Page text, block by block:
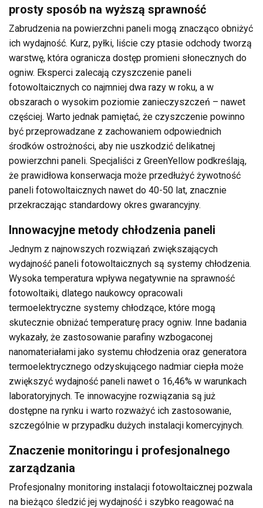
prosty sposób na wyższą sprawność
Zabrudzenia na powierzchni paneli mogą znacząco obniżyć
ich wydajność. Kurz, pyłki, liście czy ptasie odchody tworzą
warstwę, która ogranicza dostęp promieni słonecznych do
ogniw. Eksperci zalecają czyszczenie paneli
fotowoltaicznych co najmniej dwa razy w roku, a w
obszarach o wysokim poziomie zanieczyszczeń – nawet
częściej. Warto jednak pamiętać, że czyszczenie powinno
być przeprowadzane z zachowaniem odpowiednich
środków ostrożności, aby nie uszkodzić delikatnej
powierzchni paneli. Specjaliści z GreenYellow podkreślają,
że prawidłowa konserwacja może przedłużyć żywotność
paneli fotowoltaicznych nawet do 40-50 lat, znacznie
przekraczając standardowy okres gwarancyjny.
Innowacyjne metody chłodzenia paneli
Jednym z najnowszych rozwiązań zwiększających
wydajność paneli fotowoltaicznych są systemy chłodzenia.
Wysoka temperatura wpływa negatywnie na sprawność
fotowoltaiki, dlatego naukowcy opracowali
termoelektryczne systemy chłodzące, które mogą
skutecznie obniżać temperaturę pracy ogniw. Inne badania
wykazały, że zastosowanie parafiny wzbogaconej
nanomateriałami jako systemu chłodzenia oraz generatora
termoelektrycznego odzyskującego nadmiar ciepła może
zwiększyć wydajność paneli nawet o 16,46% w warunkach
laboratoryjnych. Te innowacyjne rozwiązania są już
dostępne na rynku i warto rozważyć ich zastosowanie,
szczególnie w przypadku dużych instalacji komercyjnych.
Znaczenie monitoringu i profesjonalnego
zarządzania
Profesjonalny monitoring instalacji fotowoltaicznej pozwala
na bieżąco śledzić jej wydajność i szybko reagować na